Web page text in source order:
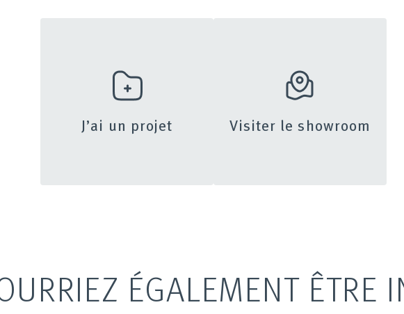
J’ai un projet Visiter le showroom
ÉGALEMENT ÊTRE